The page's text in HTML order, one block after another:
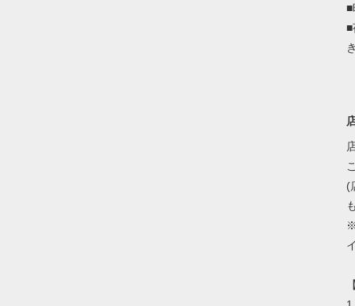
■
■
(